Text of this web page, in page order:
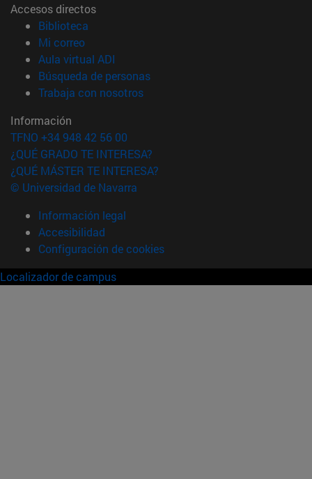
Accesos directos
Biblioteca
Mi correo(abre en nueva ventana)
Aula virtual ADI
Búsqueda de personas(abre en nueva ventana)
Trabaja con nosotros(abre en nueva ventana)
Información
TFNO +34 948 42 56 00
¿QUÉ GRADO TE INTERESA?
¿QUÉ MÁSTER TE INTERESA?
© Universidad de Navarra
Información legal
Accesibilidad
Configuración de cookies
Localizador de campus